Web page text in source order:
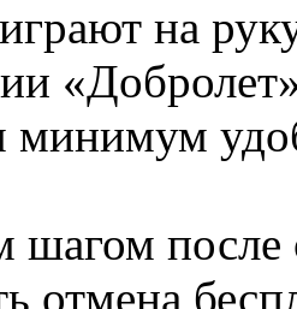
на
минимум
после
отмена